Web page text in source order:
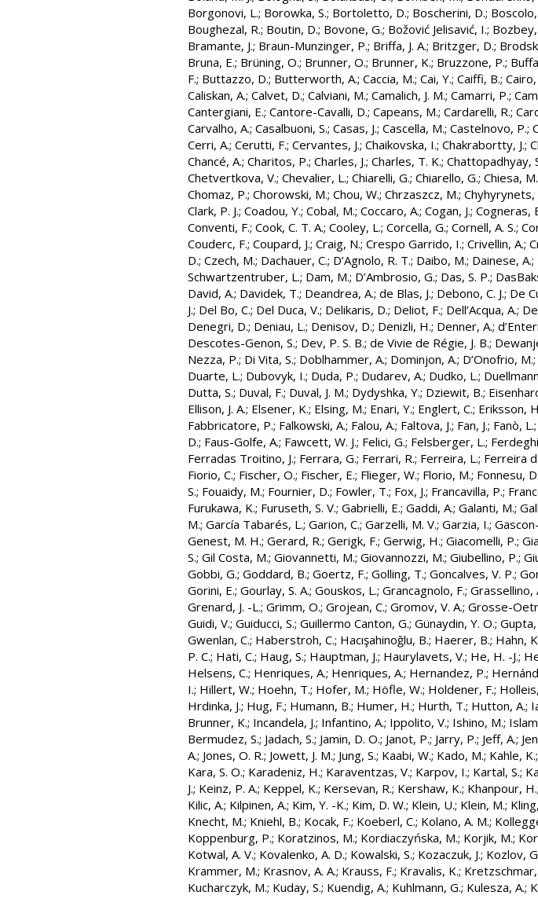
Borgonovi, L.; Borowka, S.; Bortoletto, D.; Boscherini, D.;
Boughezal, R.; Boutin, D.; Bovone, G.; Božović Jelisavić, I.; Bozbey,
Bramante, J.; Braun-Munzinger, P.; Briffa, J. A.; Britzger, D.;
Bruna, E.; Brüning, O.; Brunner, O.; Brunner, K.; Bruzzone, P.;
F.; Buttazzo, D.; Butterworth, A.; Caccia, M.; Cai, Y.; Caiffi, B.; Cairo,
Caliskan, A.; Calvet, D.; Calviani, M.; Camalich, J. M.; Camarri, P.;
Cantergiani, E.; Cantore-Cavalli, D.; Capeans, M.; Cardarelli, R.;
Carvalho, A.; Casalbuoni, S.; Casas, J.; Cascella, M.; Castelnovo, P.;
Cerri, A.; Cerutti, F.; Cervantes, J.; Chaikovska, I.; Chakrabortty, J.;
Chancé, A.; Charitos, P.; Charles, J.; Charles, T. K.; Chattopadhyay,
Chetvertkova, V.; Chevalier, L.; Chiarelli, G.; Chiarello, G.; Chiesa, M.
Chomaz, P.; Chorowski, M.; Chou, W.; Chrzaszcz, M.; Chyhyrynets,
Clark, P. J.; Coadou, Y.; Cobal, M.; Coccaro, A.; Cogan, J.; Cogneras,
Conventi, F.; Cook, C. T. A.; Cooley, L.; Corcella, G.; Cornell, A. S.;
Couderc, F.; Coupard, J.; Craig, N.; Crespo Garrido, I.; Crivellin, A.;
D.; Czech, M.; Dachauer, C.; D’Agnolo, R. T.; Daibo, M.; Dainese, A.;
Schwartzentruber, L.; Dam, M.; D’Ambrosio, G.; Das, S. P.;
David, A.; Davidek, T.; Deandrea, A.; de Blas, J.; Debono, C. J.; De
J.; Del Bo, C.; Del Duca, V.; Delikaris, D.; Deliot, F.; Dell’Acqua, A.;
Denegri, D.; Deniau, L.; Denisov, D.; Denizli, H.; Denner, A.;
Descotes-Genon, S.; Dev, P. S. B.; de Vivie de Régie, J. B.;
Nezza, P.; Di Vita, S.; Doblhammer, A.; Dominjon, A.; D’Onofrio, M.;
Duarte, L.; Dubovyk, I.; Duda, P.; Dudarev, A.; Dudko, L.;
Dutta, S.; Duval, F.; Duval, J. M.; Dydyshka, Y.; Dziewit, B.;
Ellison, J. A.; Elsener, K.; Elsing, M.; Enari, Y.; Englert, C.; Eriksson,
Fabbricatore, P.; Falkowski, A.; Falou, A.; Faltova, J.; Fan, J.; Fanò, L.;
D.; Faus-Golfe, A.; Fawcett, W. J.; Felici, G.; Felsberger, L.;
Ferradas Troitino, J.; Ferrara, G.; Ferrari, R.; Ferreira, L.; Ferreira
Fiorio, C.; Fischer, O.; Fischer, E.; Flieger, W.; Florio, M.; Fonnesu, D.
S.; Fouaidy, M.; Fournier, D.; Fowler, T.; Fox, J.; Francavilla, P.;
Furukawa, K.; Furuseth, S. V.; Gabrielli, E.; Gaddi, A.; Galanti, M.;
M.; García Tabarés, L.; Garion, C.; Garzelli, M. V.; Garzia, I.;
Genest, M. H.; Gerard, R.; Gerigk, F.; Gerwig, H.; Giacomelli, P.;
S.; Gil Costa, M.; Giovannetti, M.; Giovannozzi, M.; Giubellino, P.;
Gobbi, G.; Goddard, B.; Goertz, F.; Golling, T.; Goncalves, V. P.;
Gorini, E.; Gourlay, S. A.; Gouskos, L.; Grancagnolo, F.; Grassellino,
Grenard, J. -L.; Grimm, O.; Grojean, C.; Gromov, V. A.; Grosse-
Guidi, V.; Guiducci, S.; Guillermo Canton, G.; Günaydin, Y. O.; Gupta,
Gwenlan, C.; Haberstroh, C.; Hacışahinoğlu, B.; Haerer, B.; Hahn,
P. C.; Hati, C.; Haug, S.; Hauptman, J.; Haurylavets, V.; He, H. -J.;
Helsens, C.; Henriques, A.; Henriques, A.; Hernandez, P.;
I.; Hillert, W.; Hoehn, T.; Hofer, M.; Höfle, W.; Holdener, F.;
Hrdinka, J.; Hug, F.; Humann, B.; Humer, H.; Hurth, T.; Hutton, A.;
Brunner, K.; Incandela, J.; Infantino, A.; Ippolito, V.; Ishino, M.;
Bermudez, S.; Jadach, S.; Jamin, D. O.; Janot, P.; Jarry, P.; Jeff, A.;
A.; Jones, O. R.; Jowett, J. M.; Jung, S.; Kaabi, W.; Kado, M.; Kahle, K.;
Kara, S. O.; Karadeniz, H.; Karaventzas, V.; Karpov, I.; Kartal, S.;
J.; Keinz, P. A.; Keppel, K.; Kersevan, R.; Kershaw, K.; Khanpour, H.;
Kilic, A.; Kilpinen, A.; Kim, Y. -K.; Kim, D. W.; Klein, U.; Klein, M.;
Knecht, M.; Kniehl, B.; Kocak, F.; Koeberl, C.; Kolano, A. M.;
Koppenburg, P.; Koratzinos, M.; Kordiaczyńska, M.; Korjik, M.;
Kotwal, A. V.; Kovalenko, A. D.; Kowalski, S.; Kozaczuk, J.; Kozlov,
Krammer, M.; Krasnov, A. A.; Krauss, F.; Kravalis, K.; Kretzschmar,
Kucharczyk, M.; Kuday, S.; Kuendig, A.; Kuhlmann, G.; Kulesza, A.;